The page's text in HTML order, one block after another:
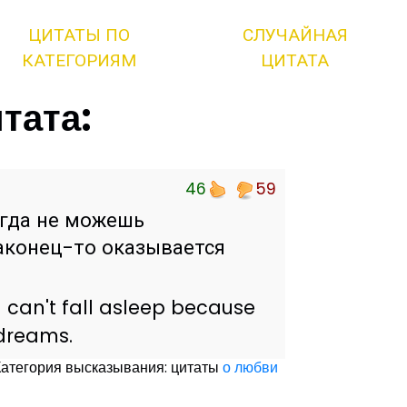
ЦИТАТЫ ПО
КАТЕГОРИЯМ
СЛУЧАЙНАЯ
ЦИТАТА
46 59
не можешь
то оказывается
can't fall asleep because
высказывания: цитаты о любви